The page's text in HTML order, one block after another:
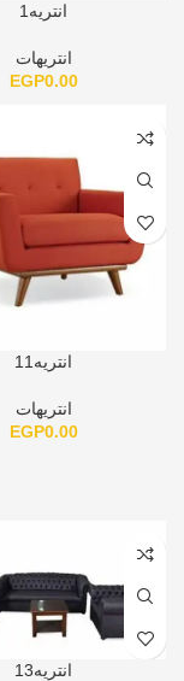
انتريه1
انتريهات
EGP0.00
انتريه11
انتريهات
EGP0.00
انتريه13